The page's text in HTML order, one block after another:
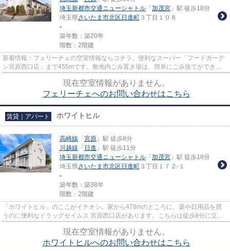
埼玉新都市交通ニューシャトル 「 加茂宮 」駅 徒歩18分
埼玉県さいたま市北区 日進町 ３丁目１０８
-
築年数：築20年
階数：2階建
新着情報：フェリーチェの空室情報ならコチラ。便利なスーパー「フードガーデ
ン宮原西口店」まで455mです。敷地内ごみ置き場は、簡単にごみ捨てができる
現在空室情報がありません。
フェリーチェへのお問い合わせはこちら
賃貸｜アパート ホワイトヒル
高崎線 「 宮原 」駅 徒歩8分
川越線 「 日進 」駅 徒歩11分
埼玉新都市交通ニューシャトル 「 加茂宮 」駅 徒歩18分
埼玉県さいたま市北区 日進町 ３丁目１７２-１
-
築年数：築38年
階数：2階建
「ホワイトヒル」のここがイチオシ。家から478mのところに、薬や日用品を買
うのに便利なドラッグセイムス 宮原西口店があります。こちらは徒歩8分に立地
現在空室情報がありません。
ホワイトヒルへのお問い合わせはこちら